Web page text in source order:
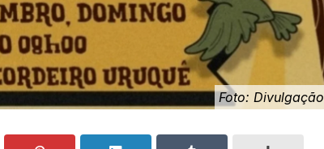
Foto: Divulgação